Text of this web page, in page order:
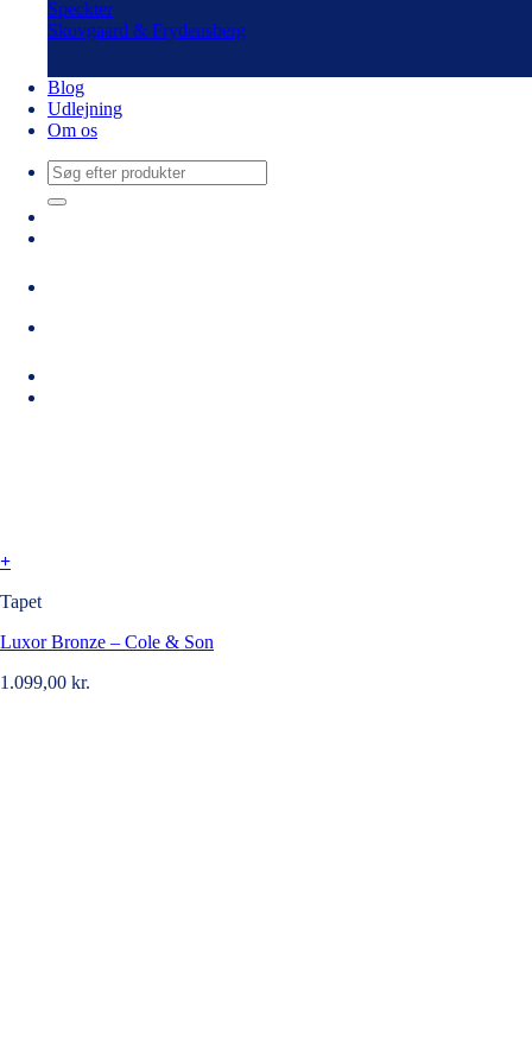
Speckter
Skovgaard & Frydensberg
Blog
Udlejning
Om os
Søg
efter:
+
Tapet
Luxor Bronze – Cole & Son
1.099,00 kr.